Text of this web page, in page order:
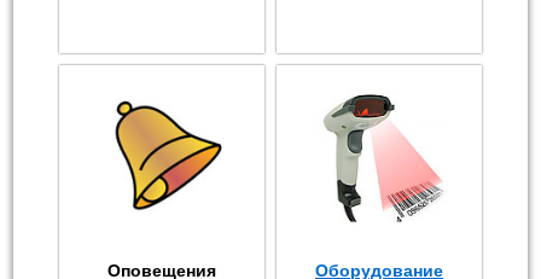
Оповещения Оборудование